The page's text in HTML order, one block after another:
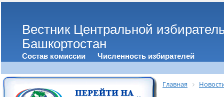
Вестник Центральной
Башкортостан
Состав комиссии Численность избирателей
Главная